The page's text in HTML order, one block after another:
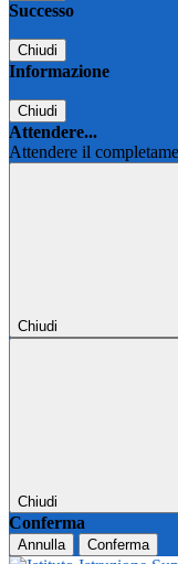
Successo
Chiudi
Informazione
Chiudi
Attendere...
Attendere il
Chiudi
Chiudi
Conferma
Annulla Conferma